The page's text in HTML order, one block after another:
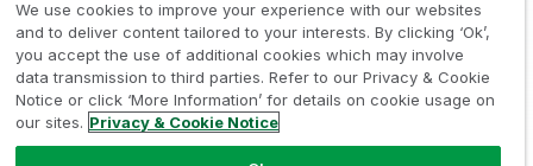
Marken / Vertrauen /
Nutzungsbedingungen Website /
Meine Daten nicht weitergeben
We use cookies to improve your experience with our websites
and to deliver content tailored to your interests. By clicking ‘Ok’,
you accept the use of additional cookies which may involve
data transmission to third parties. Refer to our Privacy & Cookie
Notice or click ‘More Information’ for details on cookie usage on
our sites. Privacy & Cookie Notice